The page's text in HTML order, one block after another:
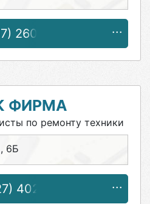
260-08-38
ФИРМА
по ремонту техники
6Б
402-84-41